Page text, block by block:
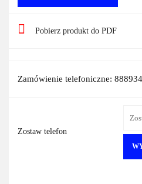
Pobierz produkt do PDF
Zamówienie telefoniczne:
Zostaw telefon